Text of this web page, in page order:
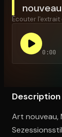
Ouvre
nouveau
Écouter l'extrait
0:00
Description
Art nouveau,